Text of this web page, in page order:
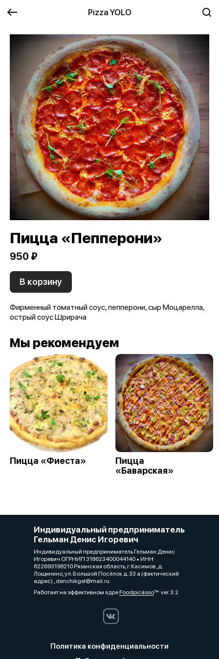
Pizza YOLO
Пицца «Пепперони»
950 ₽
В корзину
Фирменный томатный соус, пепперони, сыр Моцарелла,
острый соус Шрирача
Мы рекомендуем
Пицца «Фиеста»
Пицца
«Баварская»
Индивидуальный предприниматель
Гельман Денис Игоревич
Индивидуальный предприниматель Гельман Денис
Игоревич ОГРНИП 318623400044140 • ИНН
622693198210 Рязанская область, г. Касимов ,д.
Лощинино, ул. Большой Посёлок д. 33 а (фактический
адрес) , denchikgel@mail.ru
Работает на эффективном ядреFoodpicássover. 3.2
Политика конфиденциальности